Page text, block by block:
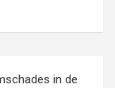
in de